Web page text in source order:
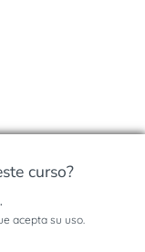
de
Cursaste tu
curso?
acepta su uso.